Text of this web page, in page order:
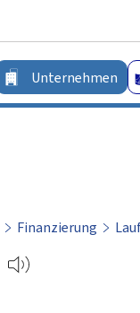
Unternehmen
Finanzierung